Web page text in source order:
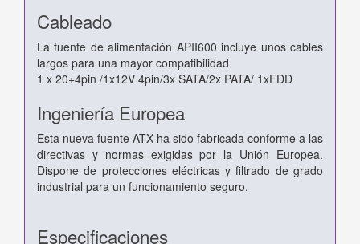
Cableado
La fuente de alimentación APII600 incluye unos cables
largos para una mayor compatibilidad
1 x 20+4pin /1x12V 4pin/3x SATA/2x PATA/ 1xFDD
Ingeniería Europea
Esta nueva fuente ATX ha sido fabricada conforme a las
directivas y normas exigidas por la Unión Europea.
Dispone de protecciones eléctricas y filtrado de grado
industrial para un funcionamiento seguro.
Especificaciones